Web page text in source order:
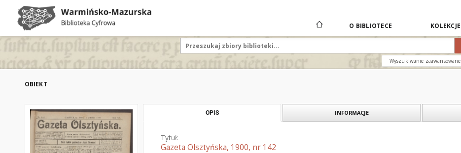
O BIBLIOTECE KOLEKCJE
Wyszukiwanie zaawansowane
OBIEKT
OPIS INFORMACJE
Tytuł:
Gazeta Olsztyńska, 1900, nr 142